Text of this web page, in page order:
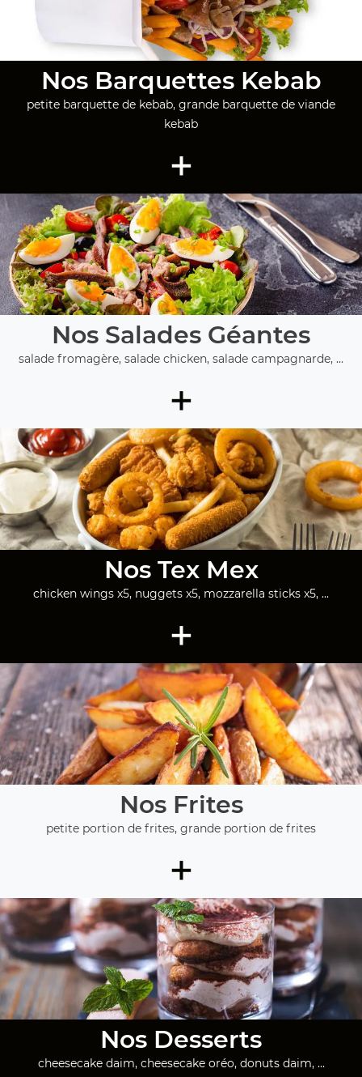
Nos Barquettes Kebab
petite barquette de kebab, grande barquette de viande
kebab
+
Nos Salades Géantes
salade fromagère, salade chicken, salade campagnarde, ...
+
Nos Tex Mex
chicken wings x5, nuggets x5, mozzarella sticks x5, ...
+
Nos Frites
petite portion de frites, grande portion de frites
+
Nos Desserts
cheesecake daim, cheesecake oréo, donuts daim, ...